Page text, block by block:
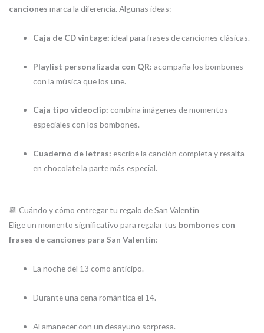
canciones marca la diferencia. Algunas ideas:
Caja de CD vintage: ideal para frases de canciones clásicas.
Playlist personalizada con QR: acompaña los bombones
con la música que los une.
Caja tipo videoclip: combina imágenes de momentos
especiales con los bombones.
Cuaderno de letras: escribe la canción completa y resalta
en chocolate la parte más especial.
📆 Cuándo y cómo entregar tu regalo de San Valentín
Elige un momento significativo para regalar tus bombones con
frases de canciones para San Valentín:
La noche del 13 como anticipo.
Durante una cena romántica el 14.
Al amanecer con un desayuno sorpresa.